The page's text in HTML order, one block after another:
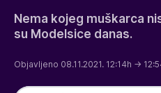
Nema kojeg muškarca
su Modelsice danas.
Objavljeno 08.11.2021. 12:14h →